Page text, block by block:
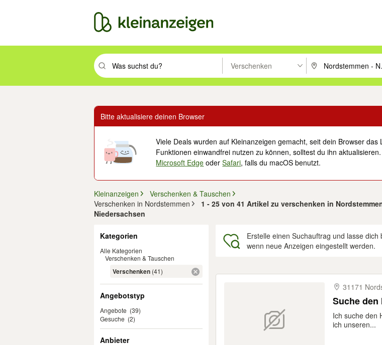
Suchbegriff eingeben. Eingabetaste drücken um zu suchen, oder Vorschläge mit den
Verschenken PLZ oder Ort
Bitte aktualisiere deinen Browser
Viele Deals wurden auf Kleinanzeigen gemacht, seit dein Browser
Funktionen einwandfrei nutzen zu können, solltest du ihn
Microsoft Edge oderSafari, falls du macOS benutzt.
Kleinanzeigen
Verschenken & Tauschen
Verschenken in Nordstemmen
1 - 25 von 41 Artikel zu verschenken in
Niedersachsen
Kategorien
Alle Kategorien
Verschenken & Tauschen
Verschenken (41)
Angebotstyp
Angebote (39)
Gesuche (2)
Anbieter
Erstelle einen Suchauftrag und lasse dich
wenn neue Anzeigen eingestellt werden.
31171
Suche
Ich suche den
ich unseren...